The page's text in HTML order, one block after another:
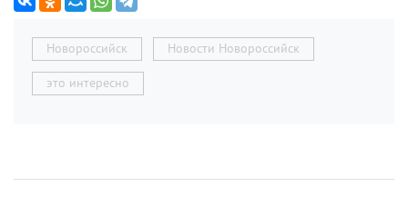
Новороссийск Новости Новороссийск
это интересно